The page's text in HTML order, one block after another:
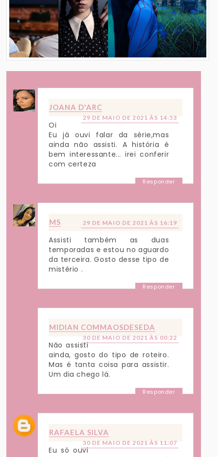
JOANA D'ARC
29 DE MAIO DE 2021 ÀS 14:53
Oi
Eu já ouvi falar da série,mas
ainda não assisti. A história é
bem interessante... irei conferir
com certeza
Responder
MS 29 DE MAIO DE 2021 ÀS 16:19
Assisti também as duas
temporadas e estou no aguardo
da terceira. Gosto desse tipo de
mistério .
Responder
MIDIAN COMMAOSDESEDA
30 DE MAIO DE 2021 ÀS 00:22
Não assisti
ainda, gosto do tipo de roteiro.
Mas é tanta coisa para assistir.
Um dia chego lá.
Responder
RAFAELA SILVA
30 DE MAIO DE 2021 ÀS 11:07
Eu só ouvi